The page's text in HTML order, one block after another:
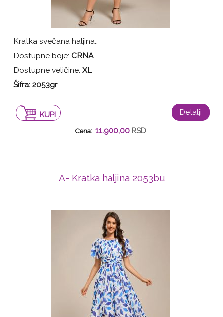
Kratka svečana haljina..
Dostupne boje: CRNA
Dostupne veličine:XL
Šifra: 2053gr
KUPI Detalji
Cena: 11.900,00 RSD
A- Kratka haljina 2053bu